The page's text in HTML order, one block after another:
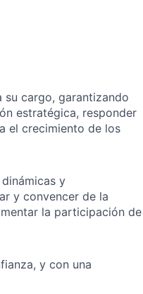
cargo, garantizando
estratégica, responder
el crecimiento de los
y
y convencer de la
la participación de
y con una